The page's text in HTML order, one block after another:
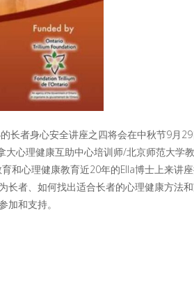
长者身心安全讲座之四将会在中秋节9月
心理健康互助中心培训师/北京师范大学
和心理健康教育近20年的Ella博士上来讲
长者、如何找出适合长者的心理健康方法
和支持。